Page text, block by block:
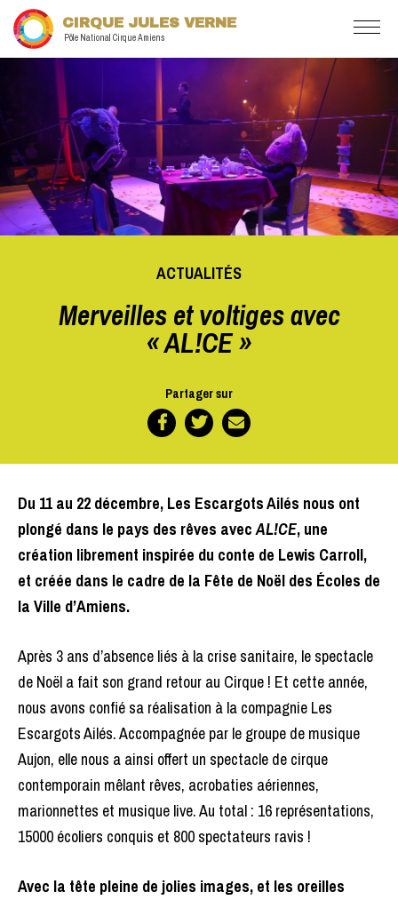
CIRQUE JULES VERNE
Pôle National Cirque Amiens
ACTUALITÉS
Merveilles et voltiges avec
« AL!CE »
Partager sur
Du 11 au 22 décembre, Les Escargots Ailés nous ont
plongé dans le pays des rêves avecAL!CE, une
création librement inspirée du conte de Lewis Carroll,
et créée dans le cadre de la Fête de Noël des Écoles de
la Ville d’Amiens.
Après 3 ans d’absence liés à la crise sanitaire, le spectacle
de Noël a fait son grand retour au Cirque ! Et cette année,
nous avons confié sa réalisation à la compagnie Les
Escargots Ailés. Accompagnée par le groupe de musique
Aujon, elle nous a ainsi offert un spectacle de cirque
contemporain mêlant rêves, acrobaties aériennes,
marionnettes et musique live. Au total : 16 représentations,
15000 écoliers conquis et 800 spectateurs ravis !
Avec la tête pleine de jolies images, et les oreilles